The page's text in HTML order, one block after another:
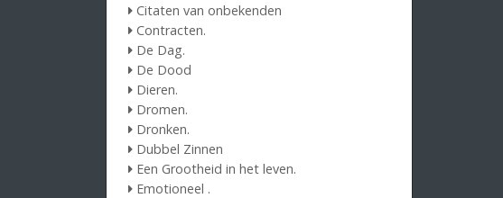
Citaten van onbekenden
Contracten.
De Dag.
De Dood
Dieren.
Dromen.
Dronken.
Dubbel Zinnen
Een Grootheid in het leven.
Emotioneel .